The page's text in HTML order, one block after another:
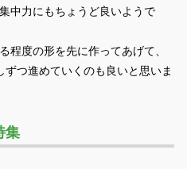
中力にもちょうど良いようで
程度の形を先に作ってあげて、
ずつ進めていくのも良いと思いま
集